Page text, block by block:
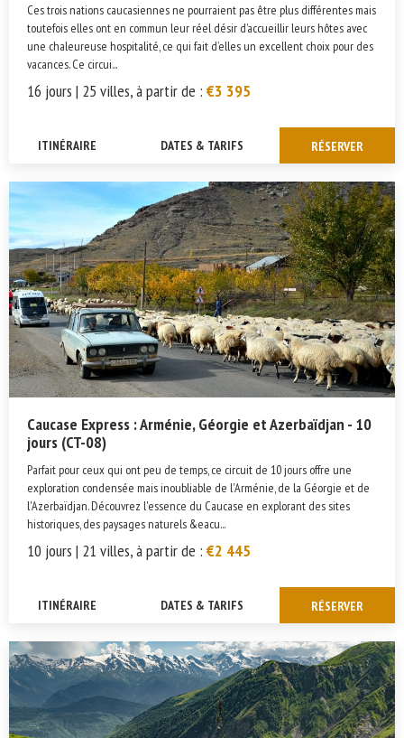
Ces trois nations caucasiennes ne pourraient pas être plus différentes mais
toutefois elles ont en commun leur réel désir d’accueillir leurs hôtes avec
une chaleureuse hospitalité, ce qui fait d’elles un excellent choix pour des
vacances. Ce circui...
16 jours | 25 villes, à partir de :€3 395
ITINÉRAIRE DATES & TARIFS RÉSERVER
Caucase Express : Arménie, Géorgie et Azerbaïdjan - 10
jours (CT-08)
Parfait pour ceux qui ont peu de temps, ce circuit de 10 jours offre une
exploration condensée mais inoubliable de l'Arménie, de la Géorgie et de
l'Azerbaïdjan. Découvrez l'essence du Caucase en explorant des sites
historiques, des paysages naturels &eacu...
10 jours | 21 villes, à partir de :€2 445
ITINÉRAIRE DATES & TARIFS RÉSERVER